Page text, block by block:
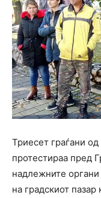
Триесет граѓани
протестираа пред
надлежните органи
на градскиот